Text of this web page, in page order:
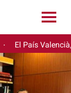
· El País